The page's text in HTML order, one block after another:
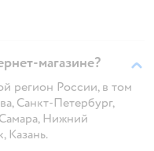
магазине?
регион России, в том
Санкт-Петербург,
Нижний
Казань.